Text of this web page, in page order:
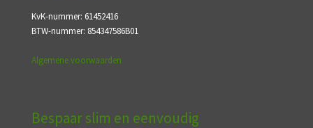
KvK-nummer: 61452416
BTW-nummer: 854347586B01
Algemene voorwaarden
Bespaar slim en eenvoudig